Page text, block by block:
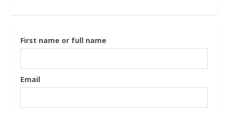
First name or full name
Email